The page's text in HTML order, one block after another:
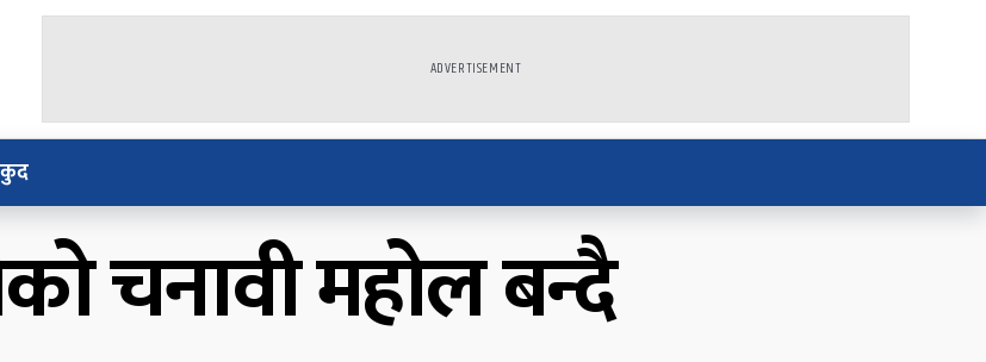
ADVERTISEMENT
चनावी महोल बन्दै